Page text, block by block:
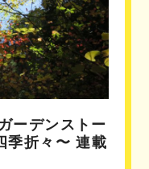
ーデンストー
季折々〜 連載